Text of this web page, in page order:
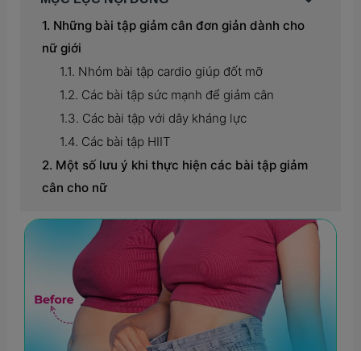
Những bài tập giảm cân đơn giản dành cho
nữ giới
Nhóm bài tập cardio giúp đốt mỡ
Các bài tập sức mạnh để giảm cân
Các bài tập với dây kháng lực
Các bài tập HIIT
Một số lưu ý khi thực hiện các bài tập giảm
cân cho nữ